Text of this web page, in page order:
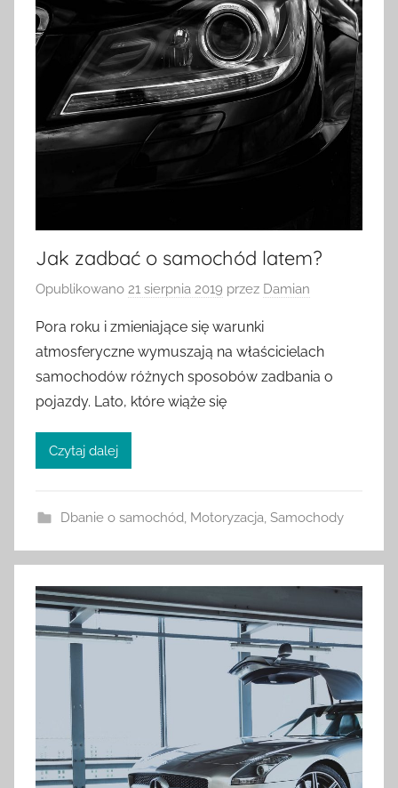
Jak zadbać o samochód latem?
Opublikowano 21 sierpnia 2019 przez Damian
Pora roku i zmieniające się warunki
atmosferyczne wymuszają na właścicielach
samochodów różnych sposobów zadbania o
pojazdy. Lato, które wiąże się
Czytaj dalej
Dbanie o samochód, Motoryzacja, Samochody